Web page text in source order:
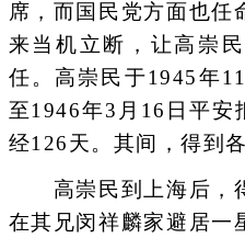
席，而国民党方面也任
来当机立断，让高崇
任。高崇民于1945年
至1946年3月16日平安
经126天。其间，得到
高崇民到上海后，得
在其兄闵祥麟家避居一